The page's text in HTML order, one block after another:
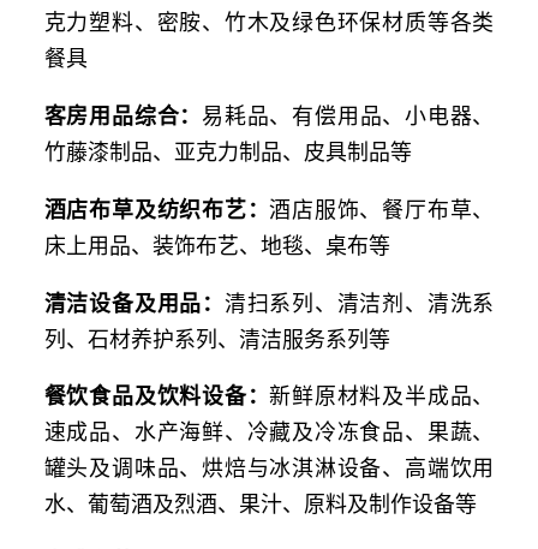
克力塑料、密胺、竹木及绿色环保材质等各类
餐具
客房用品综合： 易耗品、有偿用品、小电器、
竹藤漆制品、亚克力制品、皮具制品等
酒店布草及纺织布艺：酒店服饰、餐厅布草、
床上用品、装饰布艺、地毯、桌布等
清洁设备及用品： 清扫系列、清洁剂、清洗系
列、石材养护系列、清洁服务系列等
餐饮食品及饮料设备：新鲜原材料及半成品、
速成品、水产海鲜、冷藏及冷冻食品、果蔬、
罐头及调味品、烘焙与冰淇淋设备、高端饮用
水、葡萄酒及烈酒、果汁、原料及制作设备等